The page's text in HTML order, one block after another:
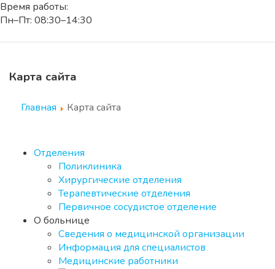
Время работы:
Пн–Пт: 08:30–14:30
Карта сайта
Главная Карта сайта
Отделения
Поликлиника
Хирургические отделения
Терапевтические отделения
Первичное сосудистое отделение
О больнице
Сведения о медицинской организации
Информация для специалистов
Медицинские работники